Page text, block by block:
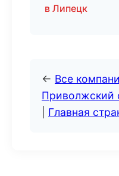
в Липецк
← Все
Приволжский
Главная